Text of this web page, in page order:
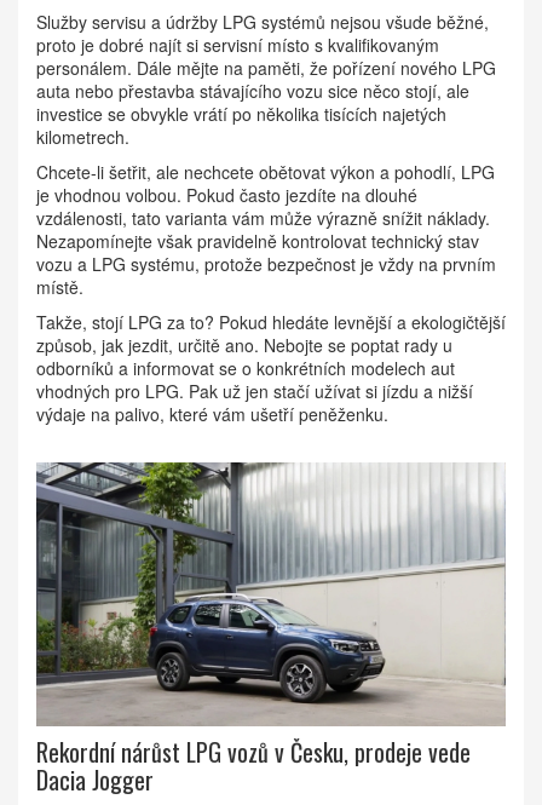
Služby servisu a údržby LPG systémů nejsou všude běžné,
proto je dobré najít si servisní místo s kvalifikovaným
personálem. Dále mějte na paměti, že pořízení nového LPG
auta nebo přestavba stávajícího vozu sice něco stojí, ale
investice se obvykle vrátí po několika tisících najetých
kilometrech.
Chcete-li šetřit, ale nechcete obětovat výkon a pohodlí, LPG
je vhodnou volbou. Pokud často jezdíte na dlouhé
vzdálenosti, tato varianta vám může výrazně snížit náklady.
Nezapomínejte však pravidelně kontrolovat technický stav
vozu a LPG systému, protože bezpečnost je vždy na prvním
místě.
Takže, stojí LPG za to? Pokud hledáte levnější a ekologičtější
způsob, jak jezdit, určitě ano. Nebojte se poptat rady u
odborníků a informovat se o konkrétních modelech aut
vhodných pro LPG. Pak už jen stačí užívat si jízdu a nižší
výdaje na palivo, které vám ušetří peněženku.
Rekordní nárůst LPG vozů v Česku, prodeje vede
Dacia Jogger